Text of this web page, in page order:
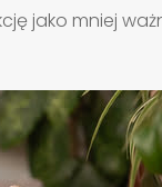
jako mniej